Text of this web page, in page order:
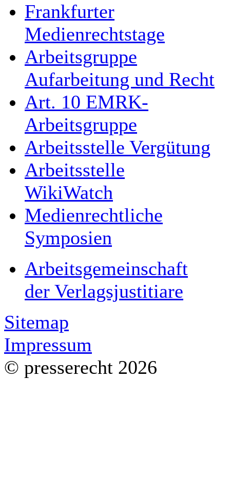
Frankfurter
Medienrechtstage
Arbeitsgruppe
Aufarbeitung und Recht
Art. 10 EMRK-
Arbeitsgruppe
Arbeitsstelle Vergütung
Arbeitsstelle
WikiWatch
Medienrechtliche
Symposien
Arbeitsgemeinschaft
der Verlagsjustitiare
Sitemap
Impressum
© presserecht 2026